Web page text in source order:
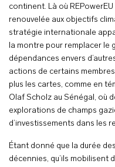
continent. Là où
renouvelée aux objectifs
stratégie internationale
la montre pour remplacer le
dépendances envers
actions de certains
plus les cartes, comme en
Olaf Scholz au Sénégal, où
explorations de champs
d’investissements dans les
Étant donné que la durée
décennies, qu’ils mobilisent